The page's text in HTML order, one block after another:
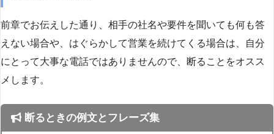
前章でお伝えした通り、相手の社名や要件を聞いても何も答
えない場合や、はぐらかして営業を続けてくる場合は、自分
にとって大事な電話ではありませんので、断ることをオスス
メします。
断るときの例文とフレーズ集